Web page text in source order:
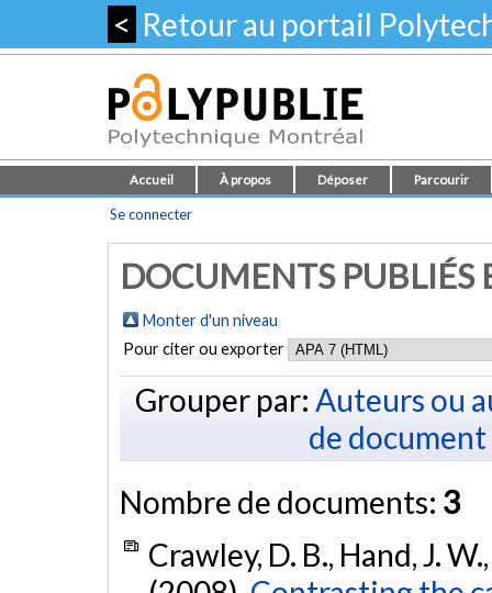
< Retour au portail
Accueil À propos Déposer Parcourir
Se connecter
DOCUMENTS PUBLIÉS
Monter d'un niveau
Pour citer ou exporter
Grouper par: Auteurs ou
de document
Nombre de documents: 3
Crawley, D. B., Hand, J.